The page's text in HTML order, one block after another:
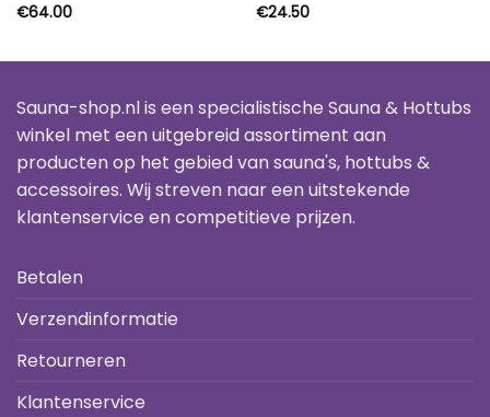
€64.00
€24.50
Sauna-shop.nl is een specialistische Sauna & Hottubs
winkel met een uitgebreid assortiment aan
producten op het gebied van sauna's, hottubs &
accessoires. Wij streven naar een uitstekende
klantenservice en competitieve prijzen.
Betalen
Verzendinformatie
Retourneren
Klantenservice